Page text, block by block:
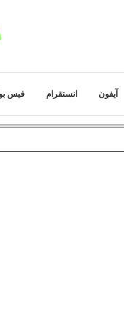
آيفون انستقرام فيس